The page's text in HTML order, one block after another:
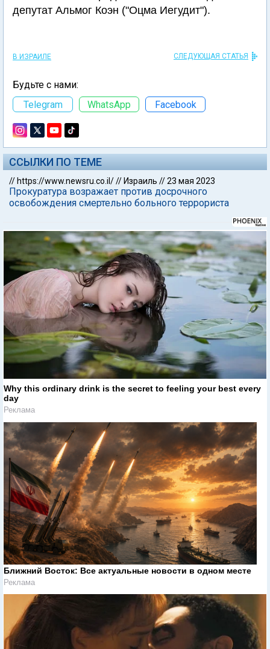
депутат Альмог Коэн ("Оцма Иегудит").
В ИЗРАИЛЕ СЛЕДУЮЩАЯ СТАТЬЯ
Будьте с нами:
Telegram
WhatsApp Facebook
ССЫЛКИ ПО ТЕМЕ
// https://www.newsru.co.il/// Израиль //23 мая 2023
Прокуратура возражает против досрочного
освобождения смертельно больного террориста
Why this ordinary drink is the secret to feeling your best every
day
Реклама
Ближний Восток: Все актуальные новости в одном месте
Реклама